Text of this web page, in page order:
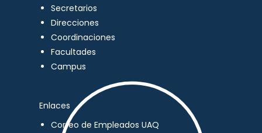
Secretarios
Direcciones
Coordinaciones
Facultades
Campus
Enlaces
Correo de Empleados UAQ